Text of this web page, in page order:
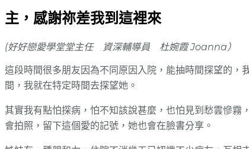
主，感謝祢差我到這裡來
(好好戀愛學堂堂主任 資深輔導員 杜婉霞 Joanna）
這段時間很多朋友因為不同原因入院，能抽時間探望的
間，我就在特定時間去探望她。
其實我有點怕探病，怕不知該說甚麼，也怕見到愁雲慘
會拍照，留下這個愛的記號，她也會在臉書分享。